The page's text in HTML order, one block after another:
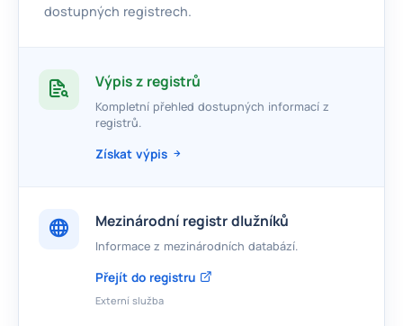
dostupných registrech.
Výpis z registrů
Kompletní přehled dostupných informací z
registrů.
Získat výpis
Mezinárodní registr dlužníků
Informace z mezinárodních databází.
Přejít do registru
Externí služba